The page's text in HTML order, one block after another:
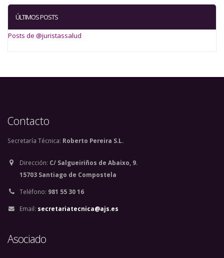
ÚLTIMOS POSTS
Posts de @juristassalud
Contacto
Secretaría Técnica: Roberto Pereira S.L.
Dirección: C/ Salgueiriños de Abaixo, 9.
15703 Santiago de Compostela
Teléfono: 981 55 30 16
Email: secretariatecnica@ajs.es
Asociado